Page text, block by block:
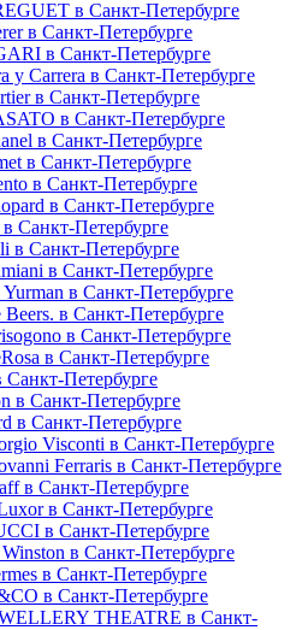
в Санкт-Петербурге
в Санкт-Петербурге
в Санкт-Петербурге
y Carrera в Санкт-Петербурге
в Санкт-Петербурге
в Санкт-Петербурге
в Санкт-Петербурге
в Санкт-Петербурге
в Санкт-Петербурге
в Санкт-Петербурге
Санкт-Петербурге
в Санкт-Петербурге
в Санкт-Петербурге
в Санкт-Петербурге
в Санкт-Петербурге
в Санкт-Петербурге
в Санкт-Петербурге
Петербурге
в Санкт-Петербурге
в Санкт-Петербурге
Visconti в Санкт-Петербурге
Ferraris в Санкт-Петербурге
в Санкт-Петербурге
в Санкт-Петербурге
в Санкт-Петербурге
в Санкт-Петербурге
в Санкт-Петербурге
в Санкт-Петербурге
THEATRE в Санкт-